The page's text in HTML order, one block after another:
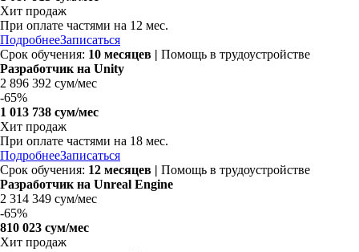
Хит продаж
При оплате частями на 12 мес.
ПодробнееЗаписаться
Срок обучения: 10 месяцев | Помощь в трудоустройстве
Разработчик на Unity
2 896 392 сум/мес
-65%
1 013 738 сум/мес
Хит продаж
При оплате частями на 18 мес.
ПодробнееЗаписаться
Срок обучения: 12 месяцев | Помощь в трудоустройстве
Разработчик на Unreal Engine
2 314 349 сум/мес
-65%
810 023 сум/мес
Хит продаж